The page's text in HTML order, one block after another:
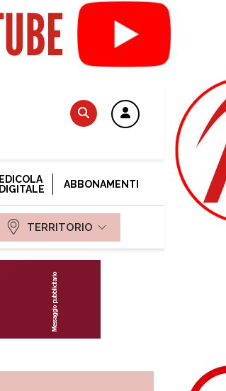
EDICOLA
DIGITALE
ABBONAMENTI
TERRITORIO